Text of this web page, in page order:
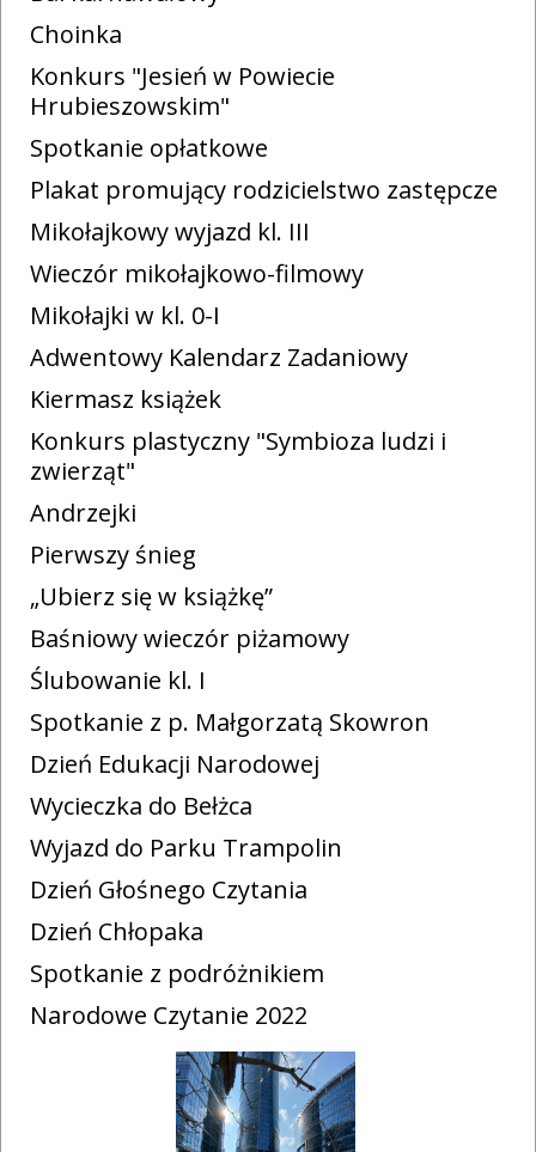
Choinka
Konkurs "Jesień w Powiecie
Hrubieszowskim"
Spotkanie opłatkowe
Plakat promujący rodzicielstwo zastępcze
Mikołajkowy wyjazd kl. III
Wieczór mikołajkowo-filmowy
Mikołajki w kl. 0-I
Adwentowy Kalendarz Zadaniowy
Kiermasz książek
Konkurs plastyczny "Symbioza ludzi i
zwierząt"
Andrzejki
Pierwszy śnieg
„Ubierz się w książkę”
Baśniowy wieczór piżamowy
Ślubowanie kl. I
Spotkanie z p. Małgorzatą Skowron
Dzień Edukacji Narodowej
Wycieczka do Bełżca
Wyjazd do Parku Trampolin
Dzień Głośnego Czytania
Dzień Chłopaka
Spotkanie z podróżnikiem
Narodowe Czytanie 2022